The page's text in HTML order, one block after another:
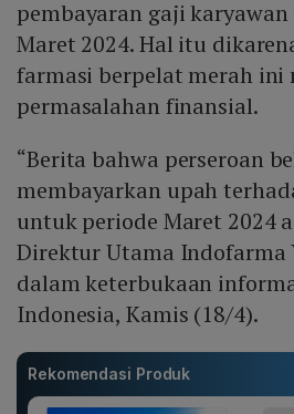
pembayaran gaji
Maret 2024. Hal itu
farmasi berpelat merah ini
permasalahan finansial.
“Berita bahwa perseroan
membayarkan upah
untuk periode Maret 2024
Direktur Utama Indofarma
dalam keterbukaan
Indonesia, Kamis (18/4).
Rekomendasi Produk